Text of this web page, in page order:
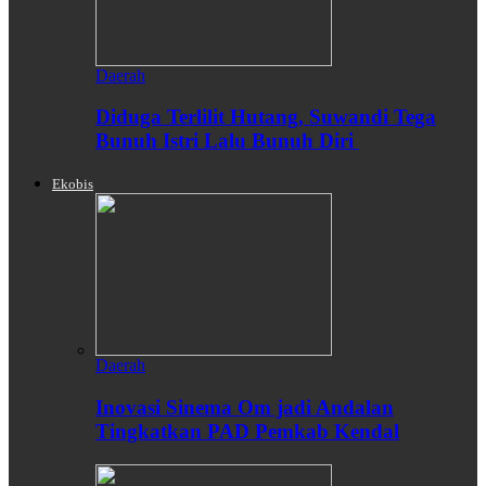
Daerah
Diduga Terlilit Hutang, Suwandi Tega
Bunuh Istri Lalu Bunuh Diri
Ekobis
Daerah
Inovasi Sinema Om jadi Andalan
Tingkatkan PAD Pemkab Kendal